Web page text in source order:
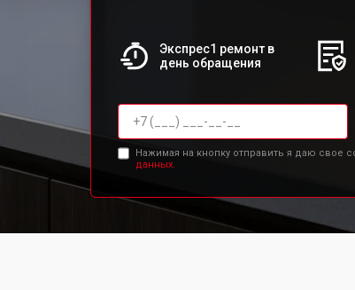
Экспрес1 ремонт в
день обращения
Нажимая на кнопку отправить я даю свое
данных.